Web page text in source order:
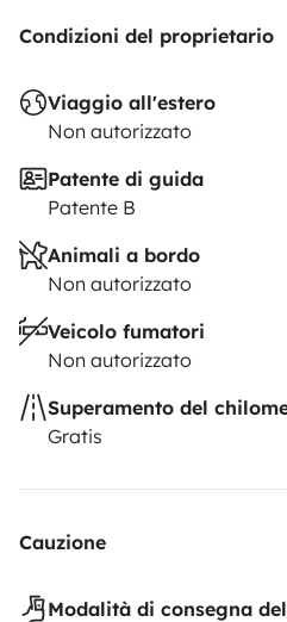
Condizioni del proprietario
Viaggio all'estero
Non autorizzato
Patente di guida
Patente B
Animali a bordo
Non autorizzato
Veicolo fumatori
Non autorizzato
Superamento del
Gratis
Cauzione
Modalità di consegna